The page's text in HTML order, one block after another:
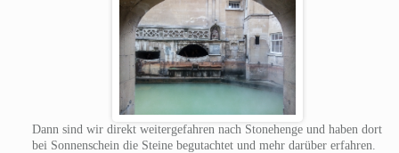
Dann sind wir direkt weitergefahren nach Stonehenge und haben dort
bei Sonnenschein die Steine begutachtet und mehr darüber erfahren.